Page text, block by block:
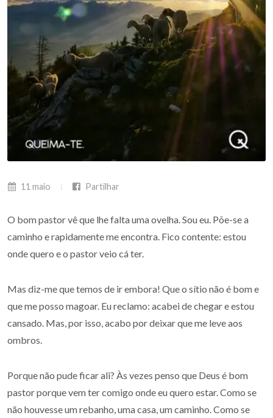
11 maio Partilhar
O bom pastor vê que lhe falta uma ovelha. Sou eu. Põe-se a
caminho e rapidamente me encontra. Fico contente: estou
onde quero e o pastor veio cá ter.
Mas diz-me que temos de ir embora! Que o sítio não é bom e
que me posso magoar. Eu reclamo: acabei de chegar e estou
cansado. Mas, por isso, acabo por deixar que me leve aos
ombros.
Porque não pude ficar ali? Às vezes penso que Deus é bom
pastor porque vem ter comigo onde eu quero estar. Como se
não houvesse um rebanho, uma casa, um caminho. Como se